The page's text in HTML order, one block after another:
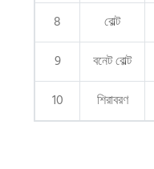
8
বোল্ট
9
বনেট বোল্ট
10
শিরাবরণ